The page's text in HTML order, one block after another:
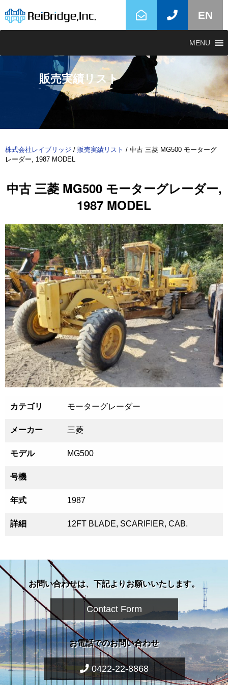
EN
MENU
販売実績リスト
株式会社レイブリッジ / 販売実績リスト / 中古 三菱 MG500 モーターグ
レーダー, 1987 MODEL
中古 三菱 MG500 モーターグレーダー,
1987 MODEL
カテゴリ モーターグレーダー
メーカー 三菱
モデル MG500
号機
年式 1987
詳細 12FT BLADE, SCARIFIER, CAB.
お問い合わせは、下記よりお願いいたします。
Contact Form
お電話でのお問い合わせ
0422-22-8868